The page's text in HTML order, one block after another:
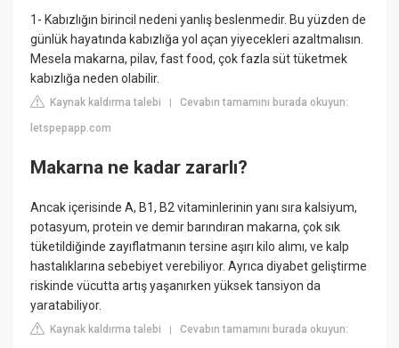
1- Kabızlığın birincil nedeni yanlış beslenmedir. Bu yüzden de
günlük hayatında kabızlığa yol açan yiyecekleri azaltmalısın.
Mesela makarna, pilav, fast food, çok fazla süt tüketmek
kabızlığa neden olabilir.
Kaynak kaldırma talebi |Cevabın tamamını burada okuyun:
letspepapp.com
Makarna ne kadar zararlı?
Ancak içerisinde A, B1, B2 vitaminlerinin yanı sıra kalsiyum,
potasyum, protein ve demir barındıran makarna, çok sık
tüketildiğinde zayıflatmanın tersine aşırı kilo alımı, ve kalp
hastalıklarına sebebiyet verebiliyor. Ayrıca diyabet geliştirme
riskinde vücutta artış yaşanırken yüksek tansiyon da
yaratabiliyor.
Kaynak kaldırma talebi |Cevabın tamamını burada okuyun: